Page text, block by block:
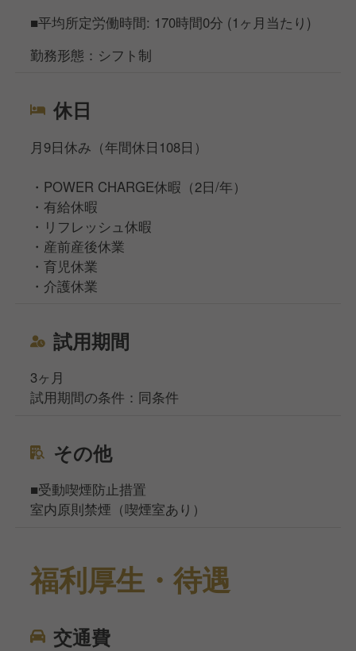
■平均所定労働時間: 170時間0分 (1ヶ月当たり)
勤務形態：シフト制
休日
月9日休み（年間休日108日）
・POWER CHARGE休暇（2日/年）
・有給休暇
・リフレッシュ休暇
・産前産後休業
・育児休業
・介護休業
試用期間
3ヶ月
試用期間の条件：同条件
その他
■受動喫煙防止措置
室内原則禁煙（喫煙室あり）
福利厚生・待遇
交通費